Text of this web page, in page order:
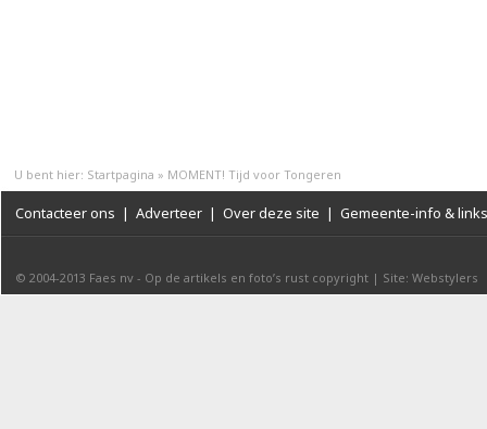
U bent hier: Startpagina » MOMENT! Tijd voor Tongeren
Contacteer ons | Adverteer | Over deze site | Gemeente-info & links
© 2004-2013 Faes nv - Op de artikels en foto’s rust copyright | Site: Webstylers